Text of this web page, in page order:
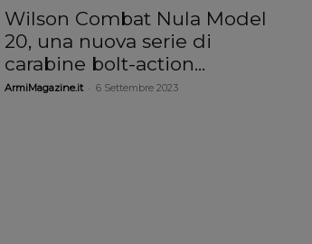
Wilson Combat Nula Model
20, una nuova serie di
carabine bolt-action...
ArmiMagazine.it 6 Settembre 2023